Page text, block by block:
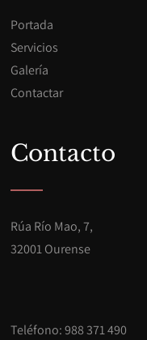
Portada
Servicios
Galería
Contactar
Contacto
Rúa Río Mao, 7,
32001 Ourense
Teléfono: 988 371 490